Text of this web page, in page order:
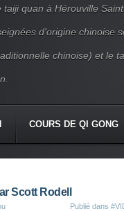
quan à Hérouville
d'origine chinoise
chinoise) et le
COURS DE QI GONG
Scott Rodell
Publié dans